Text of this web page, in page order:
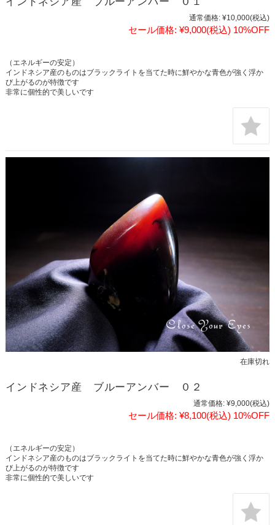
通常価格: ¥10,000(税込)
セール価格: ¥9,000(税込) 10%OFF
（エネルギーの安定）
インドネシア産のものはブラックライトを当てた時に鮮やかな青色が強く浮か
び上がるのが特徴です
非常に個性的で美しいです
在庫切れ
インドネシア産 ブルーアンバー ０２
通常価格: ¥9,000(税込)
セール価格: ¥8,100(税込) 10%OFF
（エネルギーの安定）
インドネシア産のものはブラックライトを当てた時に鮮やかな青色が強く浮か
び上がるのが特徴です
非常に個性的で美しいです